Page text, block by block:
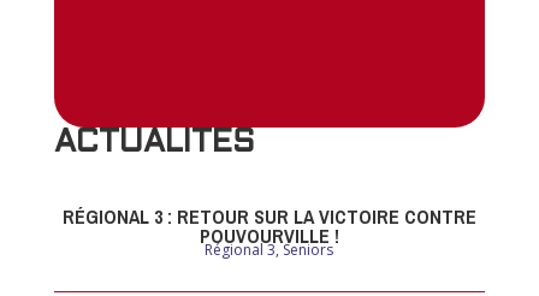
ACTUALITES
RÉGIONAL 3 : RETOUR SUR LA VICTOIRE CONTRE
POUVOURVILLE !
Régional 3,Seniors